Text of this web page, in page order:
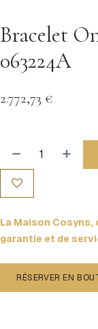
Bracelet
063224A
2.772,73 €
La Maison
garantie et de
RÉSERVER EN